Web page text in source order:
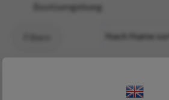
Bootsumgebung